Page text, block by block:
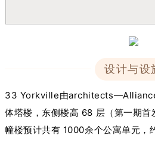
设计与设
33 Yorkville由architects—Alliance
体塔楼，东侧楼高 68 层（第一期
幢楼预计共有 1000余个公寓单元，